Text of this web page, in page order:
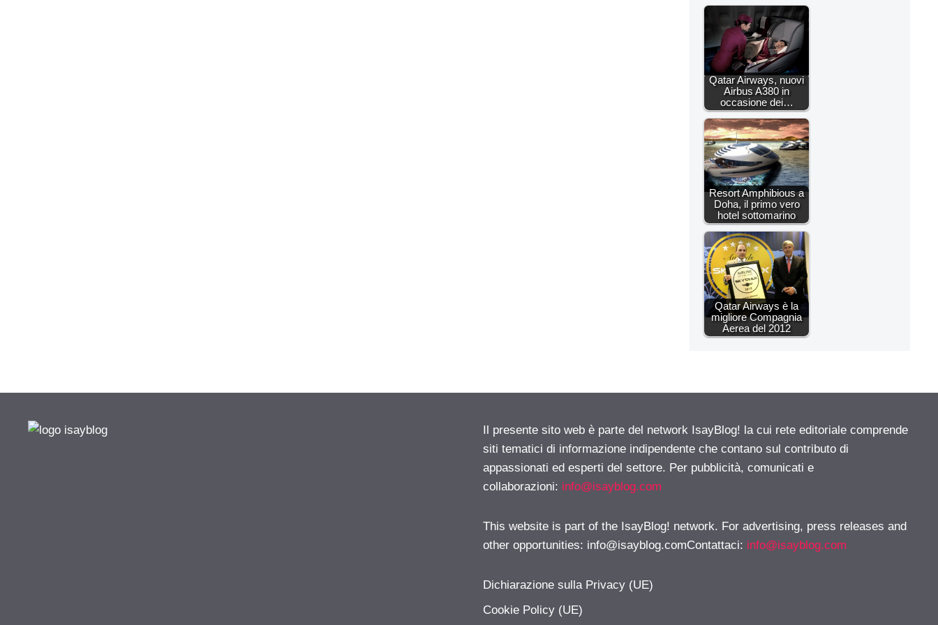
Qatar Airways, nuovi
Airbus A380 in
occasione dei…
Resort Amphibious a
Doha, il primo vero
hotel sottomarino
Qatar Airways è la
migliore Compagnia
Aerea del 2012
Il presente sito web è parte del network IsayBlog! la cui rete editoriale comprende
siti tematici di informazione indipendente che contano sul contributo di
appassionati ed esperti del settore. Per pubblicità, comunicati e
collaborazioni: info@isayblog.com
This website is part of the IsayBlog! network. For advertising, press releases and
other opportunities: info@isayblog.comContattaci: info@isayblog.com
Dichiarazione sulla Privacy (UE)
Cookie Policy (UE)